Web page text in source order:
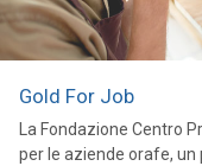
Gold For Job
La Fondazione Centro
per le aziende orafe,